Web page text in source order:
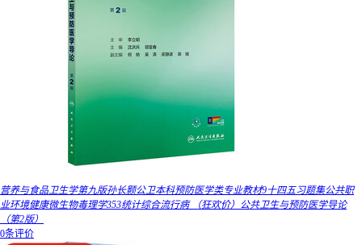
营养与食品卫生学第九版孙长颢公卫本科预防医学类专业教材9十四五习题集公共职
业环境健康微生物毒理学353统计综合流行病 （狂欢价）公共卫生与预防医学导论
（第2版）
0条评价